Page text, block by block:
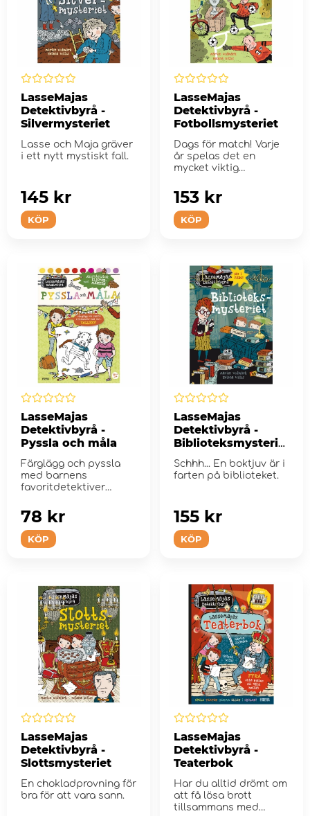
LasseMajas
Detektivbyrå -
Silvermysteriet
Lasse och Maja gräver
i ett nytt mystiskt fall.
KÖP
145 kr
LasseMajas
Detektivbyrå -
Fotbollsmysteriet
Dags för match! Varje
år spelas det en
mycket viktig
...
KÖP
153 kr
LasseMajas
Detektivbyrå -
Pyssla och måla
Färglägg och pyssla
med barnens
favoritdetektiver
denna pysse...
KÖP
78 kr
LasseMajas
Detektivbyrå -
Biblioteksmysterie
t
Schhh... En boktjuv är i
farten på biblioteket.
KÖP
155 kr
LasseMajas
Detektivbyrå -
Slottsmysteriet
En chokladprovning för
bra för att vara sann.
LasseMajas
Detektivbyrå -
Teaterbok
Har du alltid drömt om
att få lösa brott
tillsammans med